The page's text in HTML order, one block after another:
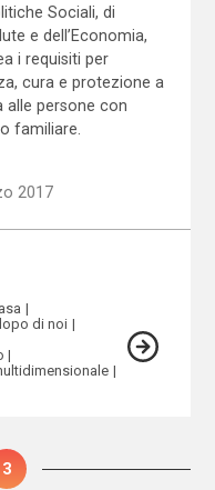
Sociali, di
e dell’Economia,
i requisiti per
cura e protezione a
alle persone con
familiare.
2017
di noi
3